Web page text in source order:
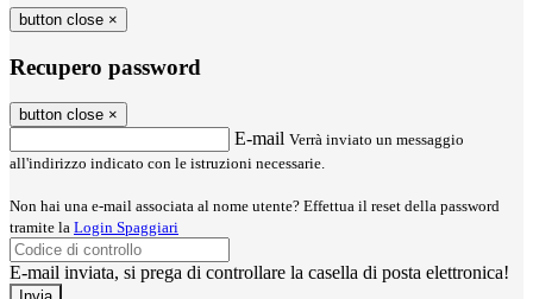
button close ×
Recupero password
button close ×
E-mail Verrà inviato un messaggio
all'indirizzo indicato con le istruzioni necessarie.
Non hai una e-mail associata al nome utente? Effettua il reset della password
tramite la Login Spaggiari
E-mail inviata, si prega di controllare la casella di posta elettronica!